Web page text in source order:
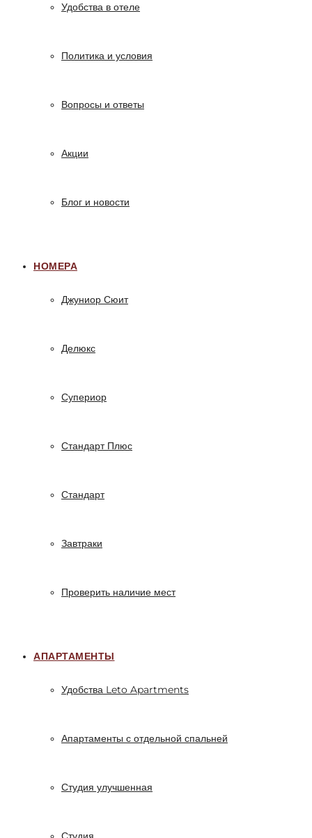
Удобства в отеле
Политика и условия
Вопросы и ответы
Акции
Блог и новости
НОМЕРА
Джуниор Сюит
Делюкс
Супериор
Стандарт Плюс
Стандарт
Завтраки
Проверить наличие мест
АПАРТАМЕНТЫ
Удобства Leto Apartments
Апартаменты с отдельной спальней
Студия улучшенная